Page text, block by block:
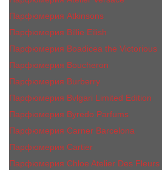
Парфюмерия Atkinsons
Парфюмерия Billie Eilish
Парфюмерия Boadicea the Victorious
Парфюмерия Boucheron
Парфюмерия Burberry
Парфюмерия Bvlgari Limited Edition
Парфюмерия Byredo Parfums
Парфюмерия Carner Barcelona
Парфюмерия Cartier
Парфюмерия Chloe Atelier Des Fleurs